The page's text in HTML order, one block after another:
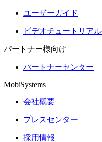
ユーザーガイド
ビデオチュートリアル
パートナー様向け
パートナーセンター
MobiSystems
会社概要
プレスセンター
採用情報